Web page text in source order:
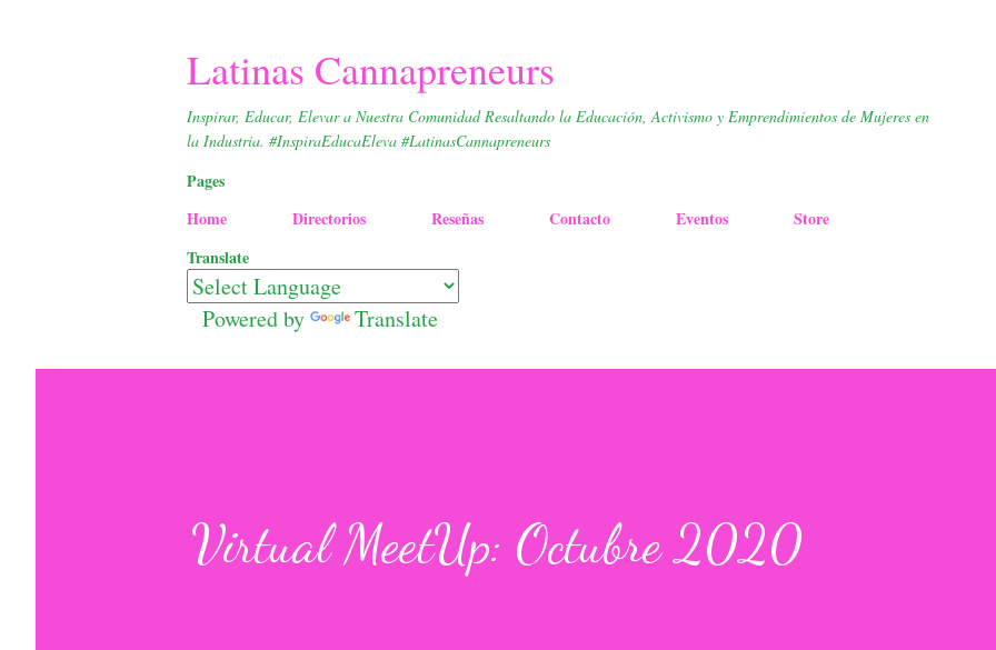
Latinas Cannapreneurs
Inspirar, Educar, Elevar a Nuestra Comunidad Resaltando la Educación, Activismo y Emprendimientos de Mujeres en
la Industria. #InspiraEducaEleva #LatinasCannapreneurs
Pages
Home
Directorios Reseñas Contacto Eventos
Store
Translate
Powered by Translate
Virtual MeetUp: Octubre 2020